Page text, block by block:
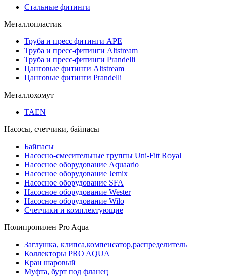
Стальные фитинги
Металлопластик
Труба и пресс фитинги APE
Труба и пресс-фитинги Altstream
Труба и пресс-фитинги Prandelli
Цанговые фитинги Altstream
Цанговые фитинги Prandelli
Металлохомут
TAEN
Насосы, счетчики, байпасы
Байпасы
Насосно-смесительные группы Uni-Fitt Royal
Насосное оборудование Aquaario
Насосное оборудование Jemix
Насосное оборудование SFA
Насосное оборудование Wester
Насосное оборудование Wilo
Счетчики и комплектующие
Полипропилен Pro Aqua
Заглушка, клипса,компенсатор,распределитель
Коллекторы PRO AQUA
Кран шаровый
Муфта, бурт под фланец